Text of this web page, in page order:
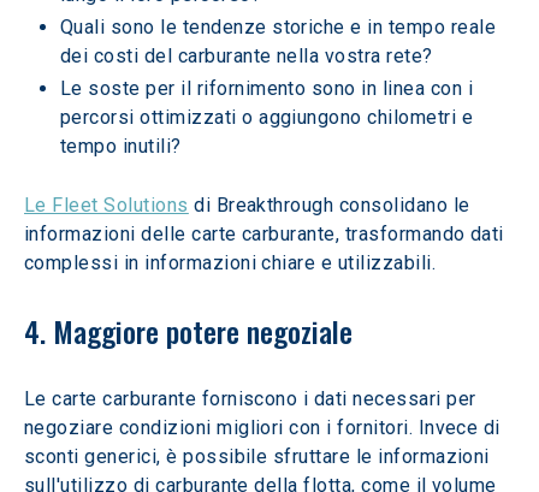
Quali sono le tendenze storiche e in tempo reale
dei costi del carburante nella vostra rete?
Le soste per il rifornimento sono in linea con i
percorsi ottimizzati o aggiungono chilometri e
tempo inutili?
Le Fleet Solutions di Breakthrough consolidano le
informazioni delle carte carburante, trasformando dati
complessi in informazioni chiare e utilizzabili.
4. Maggiore potere negoziale
Le carte carburante forniscono i dati necessari per
negoziare condizioni migliori con i fornitori. Invece di
sconti generici, è possibile sfruttare le informazioni
sull'utilizzo di carburante della flotta, come il volume